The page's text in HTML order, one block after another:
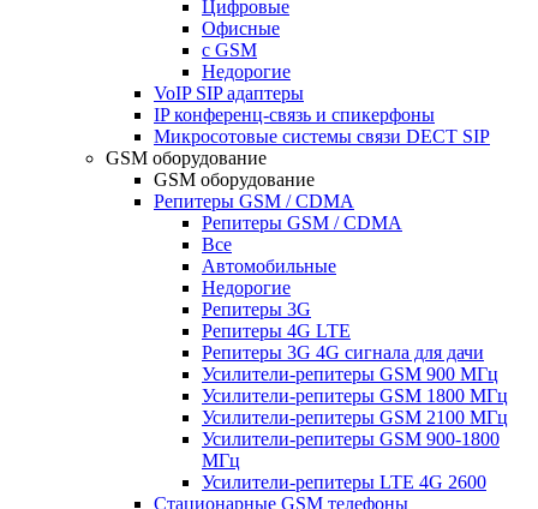
Цифровые
Офисные
с GSM
Недорогие
VoIP SIP адаптеры
IP конференц-связь и спикерфоны
Микросотовые системы связи DECT SIP
GSM оборудование
GSM оборудование
Репитеры GSM / CDMA
Репитеры GSM / CDMA
Все
Автомобильные
Недорогие
Репитеры 3G
Репитеры 4G LTE
Репитеры 3G 4G сигнала для дачи
Усилители-репитеры GSM 900 МГц
Усилители-репитеры GSM 1800 МГц
Усилители-репитеры GSM 2100 МГц
Усилители-репитеры GSM 900-1800
МГц
Усилители-репитеры LTE 4G 2600
Стационарные GSM телефоны